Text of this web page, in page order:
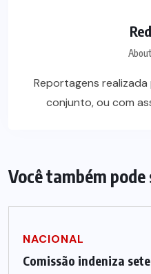
Reportagens
conjunto, ou com
Você também
NACIONAL
Comissão indeniza